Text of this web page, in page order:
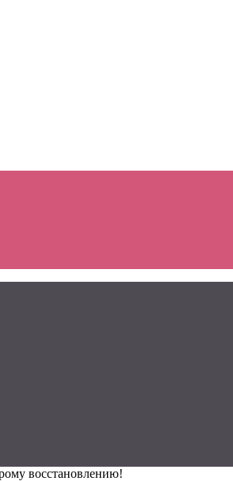
восстановлению!